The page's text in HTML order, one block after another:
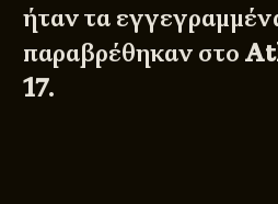
ήταν τα
παραβρέθηκαν στο
17.